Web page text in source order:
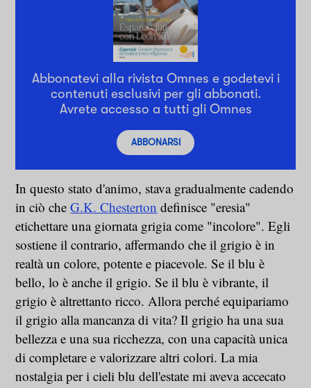
Abbonatevi alla rivista Omnes e godetevi i
contenuti esclusivi per gli abbonati.
Avrete accesso a tutti gli Omnes
ABBONARSI
In questo stato d'animo, stava gradualmente cadendo
in ciò cheG.K. Chesterton definisce "eresia"
etichettare una giornata grigia come "incolore". Egli
sostiene il contrario, affermando che il grigio è in
realtà un colore, potente e piacevole. Se il blu è
bello, lo è anche il grigio. Se il blu è vibrante, il
grigio è altrettanto ricco. Allora perché equipariamo
il grigio alla mancanza di vita? Il grigio ha una sua
bellezza e una sua ricchezza, con una capacità unica
di completare e valorizzare altri colori. La mia
nostalgia per i cieli blu dell'estate mi aveva accecato